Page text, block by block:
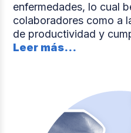
enfermedades, lo cual
colaboradores como a
de productividad y
Leer más...